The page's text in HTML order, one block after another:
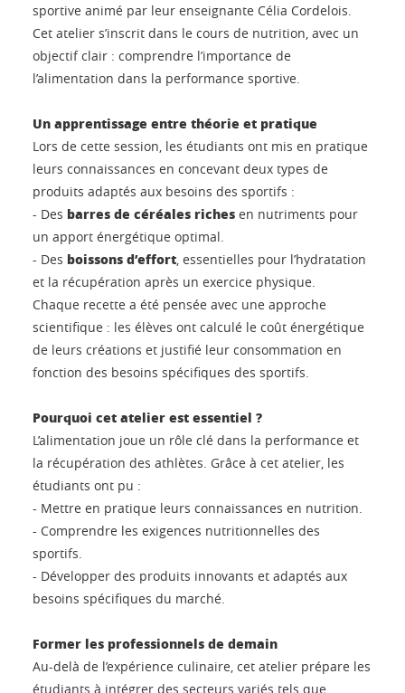
sportive animé par leur enseignante Célia Cordelois.
Cet atelier s’inscrit dans le cours de nutrition, avec un
objectif clair : comprendre l’importance de
l’alimentation dans la performance sportive.
Un apprentissage entre théorie et pratique
Lors de cette session, les étudiants ont mis en pratique
leurs connaissances en concevant deux types de
produits adaptés aux besoins des sportifs :
- Des barres de céréales riches en nutriments pour
un apport énergétique optimal.
- Des boissons d’effort , essentielles pour l’hydratation
et la récupération après un exercice physique.
Chaque recette a été pensée avec une approche
scientifique : les élèves ont calculé le coût énergétique
de leurs créations et justifié leur consommation en
fonction des besoins spécifiques des sportifs.
Pourquoi cet atelier est essentiel ?
L’alimentation joue un rôle clé dans la performance et
la récupération des athlètes. Grâce à cet atelier, les
étudiants ont pu :
- Mettre en pratique leurs connaissances en nutrition.
- Comprendre les exigences nutritionnelles des
sportifs.
- Développer des produits innovants et adaptés aux
besoins spécifiques du marché.
Former les professionnels de demain
Au-delà de l’expérience culinaire, cet atelier prépare les
étudiants à intégrer des secteurs variés tels que